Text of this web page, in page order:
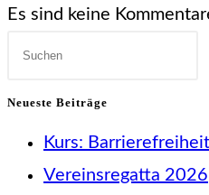
Es sind keine
Neueste Beiträge
Kurs: Barrierefreiheit
Vereinsregatta 2026